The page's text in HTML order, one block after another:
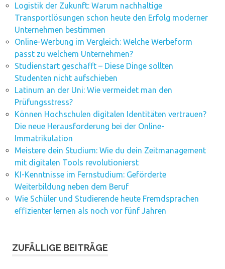
Logistik der Zukunft: Warum nachhaltige
Transportlösungen schon heute den Erfolg moderner
Unternehmen bestimmen
Online-Werbung im Vergleich: Welche Werbeform
passt zu welchem Unternehmen?
Studienstart geschafft – Diese Dinge sollten
Studenten nicht aufschieben
Latinum an der Uni: Wie vermeidet man den
Prüfungsstress?
Können Hochschulen digitalen Identitäten vertrauen?
Die neue Herausforderung bei der Online-
Immatrikulation
Meistere dein Studium: Wie du dein Zeitmanagement
mit digitalen Tools revolutionierst
KI-Kenntnisse im Fernstudium: Geförderte
Weiterbildung neben dem Beruf
Wie Schüler und Studierende heute Fremdsprachen
effizienter lernen als noch vor fünf Jahren
ZUFÄLLIGE BEITRÄGE